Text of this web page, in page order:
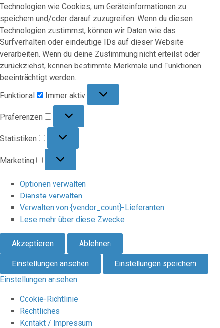
Technologien wie Cookies, um Geräteinformationen zu
speichern und/oder darauf zuzugreifen. Wenn du diesen
Technologien zustimmst, können wir Daten wie das
Surfverhalten oder eindeutige IDs auf dieser Website
verarbeiten. Wenn du deine Zustimmung nicht erteilst oder
zurückziehst, können bestimmte Merkmale und Funktionen
beeinträchtigt werden.
Funktional
Immer aktiv
Präferenzen
Statistiken
Marketing
Optionen verwalten
Dienste verwalten
Verwalten von {vendor_count}-Lieferanten
Lese mehr über diese Zwecke
Akzeptieren Ablehnen
Einstellungen ansehen
Einstellungen speichern
Einstellungen ansehen
Cookie-Richtlinie
Rechtliches
Kontakt / Impressum